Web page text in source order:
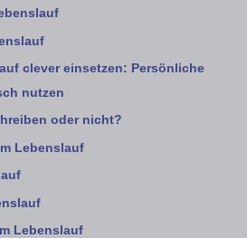
clever einsetzen: Persönliche
nutzen
oder nicht?
Lebenslauf
Lebenslauf